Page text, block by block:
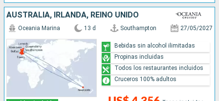
AUSTRALIA, IRLANDA, REINO UNIDO
Oceania Marina 13 d Southampton 27/05/2027
Bebidas sin alcohol ilimitadas
Propinas incluidas
Todos los restaurantes incluidos
Cruceros 100% adultos